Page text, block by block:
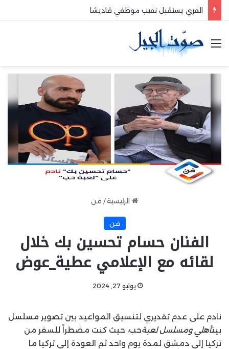
الفري يستقبل نقيب موظفي قاديشا
القائمة
الرئيسية/ فن
فن
الفنان حسام تحسين بك خلال
لقائه مع الإعلامي عطية_عوض
يوليو 27, 2024
نادم على عدم تقديري لتنسيق المواعيد بين تصوير مسلسل
بيتأهلي ومسلسل لعبةحب، حيث كنت مضطراً للسفر من
تركيا إلى دمشق لمدة يوم واحد ثم العودة إلى تركيا ما